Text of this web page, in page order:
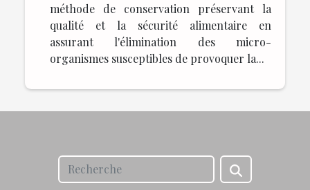
méthode de conservation préservant la
qualité et la sécurité alimentaire en
assurant l'élimination des micro-
organismes susceptibles de provoquer la...